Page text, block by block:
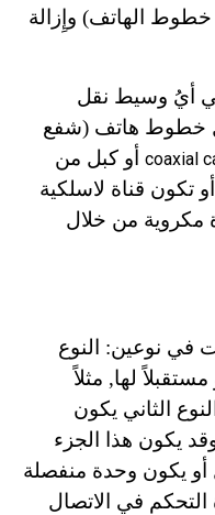
خطوط الهاتف) وإِزالة
أيُ وسيط نقل
خطوط هاتف (شفع
coaxial أو كبل من
أو تكون قناة لاسلكية
مكروية من خلال
في نوعين: النوع
لها, مثلاً
الثاني يكون
يكون هذا الجزء
أو يكون وحدة منفصلة
التحكم في الاتصال